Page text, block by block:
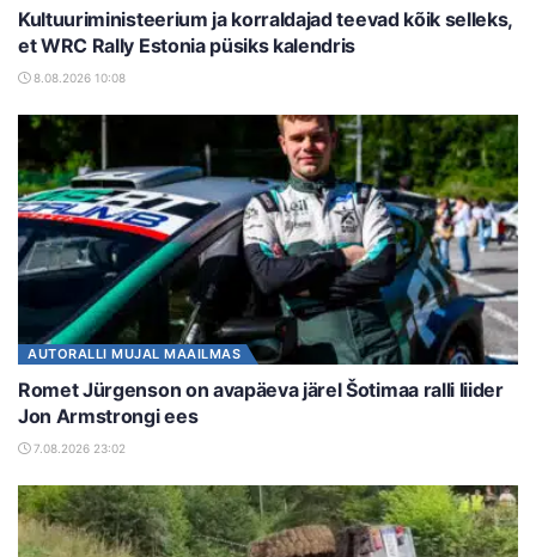
Kultuuriministeerium ja korraldajad teevad kõik selleks,
et WRC Rally Estonia püsiks kalendris
8.08.2026 10:08
AUTORALLI MUJAL MAAILMAS
Romet Jürgenson on avapäeva järel Šotimaa ralli liider
Jon Armstrongi ees
7.08.2026 23:02